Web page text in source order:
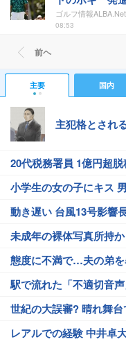
ゴルフ情報ALBA.Net
08:53
前ヘ
主要 国内
主犯格とされ
20代税務署員 1億円超
小学生の女の子にキス
動き遅い 台風13号影響
未成年の裸体写真所持
態度に不満で…夫の弟
駅で流れた「不適切音
世紀の大誤審? 晴れ舞
レアルでの経験 中井卓